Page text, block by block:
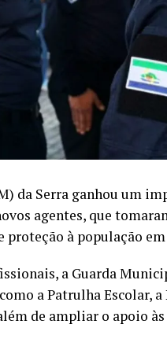
da Serra ganhou um
agentes, que
proteção à população
a Guarda
a Patrulha Escolar,
de ampliar o apoio